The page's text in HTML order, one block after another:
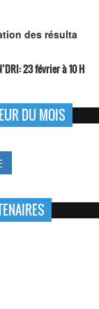
des résulta
23 février à 10 H
DU MOIS